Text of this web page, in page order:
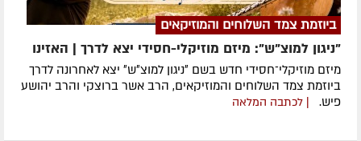
ביוזמת צמד השלוחים והמוזיקאים
"ניגון למוצ"ש": מיזם מוזיקלי-חסידי יצא לדרך | האזינו
מיזם מוזיקלי־חסידי חדש בשם ״ניגון למוצ״ש״ יצא לאחרונה לדרך
ביוזמת צמד השלוחים והמוזיקאים, הרב אשר ברוצקי והרב יהושע
פיש. | לכתבה המלאה